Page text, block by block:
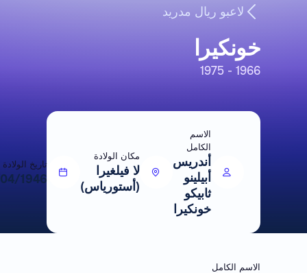
لاعبو ريال مدريد
خونكيرا
1966 - 1975
الاسم
الكامل
أندريس
أبيلينو
ثابيكو
خونكيرا
مكان الولادة
لا فيلغيرا
(أستورياس)
تاريخ الولادة
23/04/1946
الاسم الكامل